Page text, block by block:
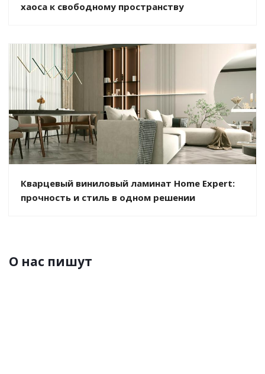
хаоса к свободному пространству
Кварцевый виниловый ламинат Home Expert:
прочность и стиль в одном решении
О нас пишут